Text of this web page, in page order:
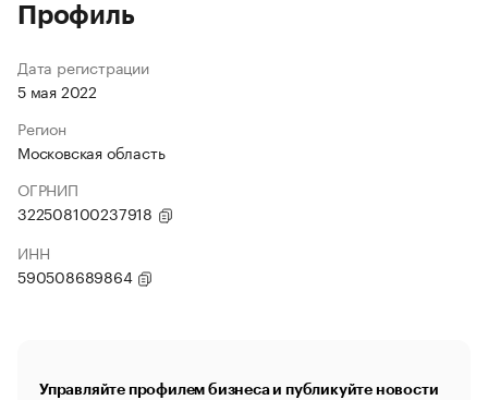
Профиль
Дата регистрации
5 мая 2022
Регион
Московская область
ОГРНИП
322508100237918
ИНН
590508689864
Управляйте профилем бизнеса и публикуйте новости